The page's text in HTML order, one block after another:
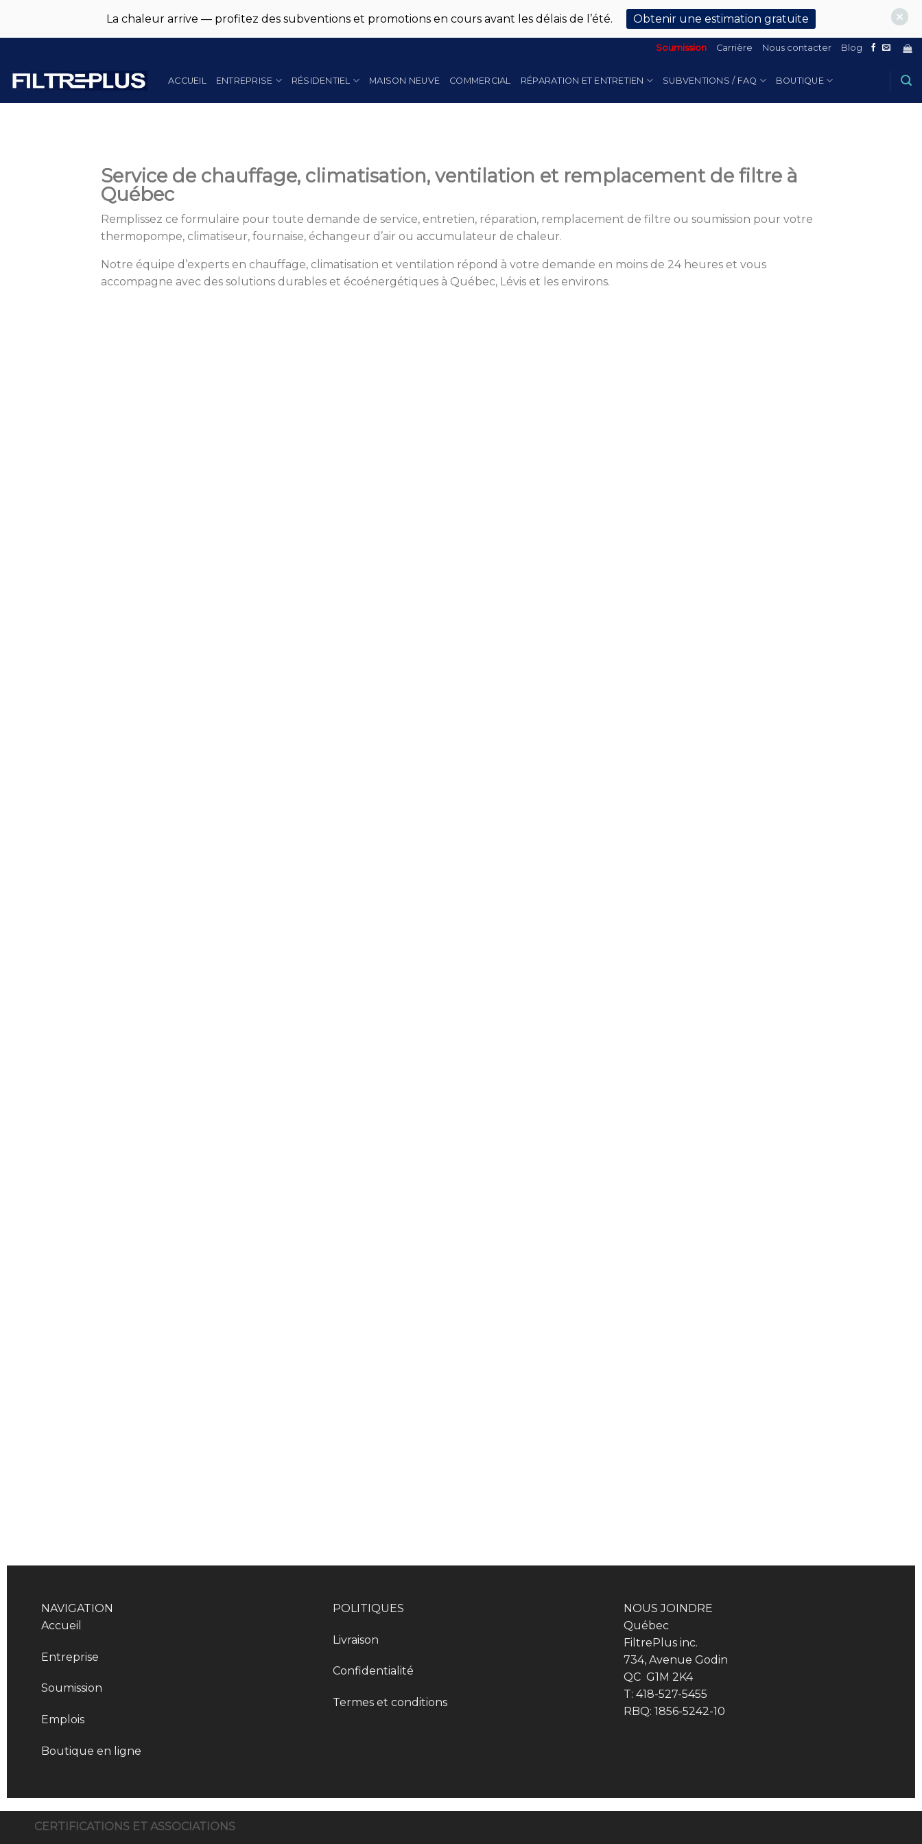
content
Soumission Carrière Nous contacter Blog
ACCUEIL ENTREPRISE RÉSIDENTIEL MAISON NEUVE COMMERCIAL RÉPARATION ET ENTRETIEN SUBVENTIONS / FAQ BOUTIQUE
Service de chauffage, climatisation, ventilation et remplacement de filtre à
Québec
Remplissez ce formulaire pour toute demande de service, entretien, réparation, remplacement de filtre ou soumission pour votre
thermopompe, climatiseur, fournaise, échangeur d’air ou accumulateur de chaleur.
Notre équipe d’experts en chauffage, climatisation et ventilation répond à votre demande en moins de 24 heures et vous
accompagne avec des solutions durables et écoénergétiques à Québec, Lévis et les environs.
NAVIGATION
Accueil
Entreprise
Soumission
Emplois
Boutique en ligne
POLITIQUES
Livraison
Confidentialité
Termes et conditions
NOUS JOINDRE
Québec
FiltrePlus inc.
734, Avenue Godin
QC G1M 2K4
T: 418-527-5455
RBQ: 1856-5242-10
CERTIFICATIONS ET ASSOCIATIONS
La chaleur arrive — profitez des subventions et promotions en cours avant les délais de l’été. Obtenir une estimation gratuite